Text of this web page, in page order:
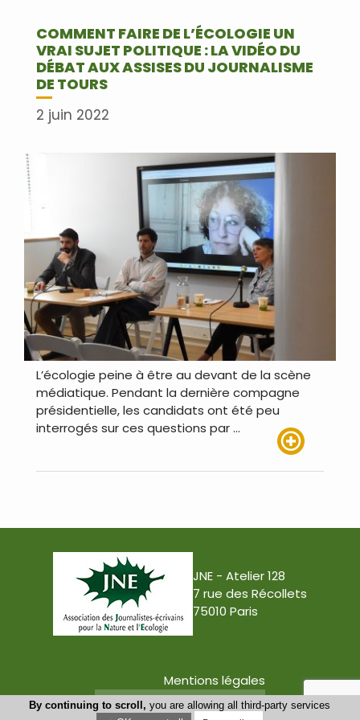
COMMENT FAIRE DE L’ÉCOLOGIE UN
VRAI SUJET POLITIQUE : LA VIDÉO DU
DÉBAT AUX ASSISES DU JOURNALISME
DE TOURS
2 juin 2022
L’écologie peine à être au devant de la scène
médiatique. Pendant la dernière compagne
présidentielle, les candidats ont été peu
interrogés sur ces questions par …
JNE - Atelier 128
7 rue des Récollets
75010 Paris
Mentions légales
Conception : Tabula Rasa
By continuing to scroll, you are allowing all third-party services